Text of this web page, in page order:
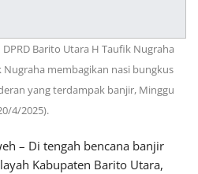
Barito Utara H Taufik Nugraha
Nugraha membagikan nasi bungkus
yang terdampak banjir, Minggu
4/2025).
– Di tengah bencana banjir
Kabupaten Barito Utara,